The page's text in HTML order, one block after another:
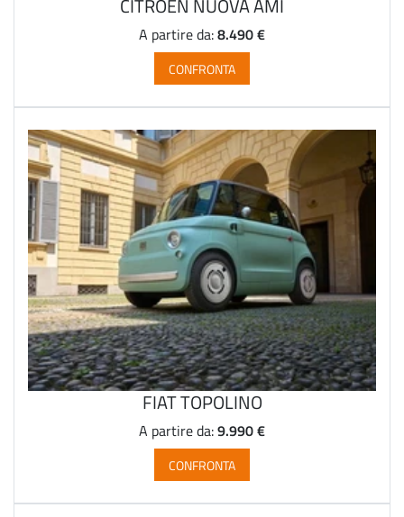
CITROEN NUOVA AMI
A partire da:8.490 €
CONFRONTA
FIAT TOPOLINO
A partire da:9.990 €
CONFRONTA